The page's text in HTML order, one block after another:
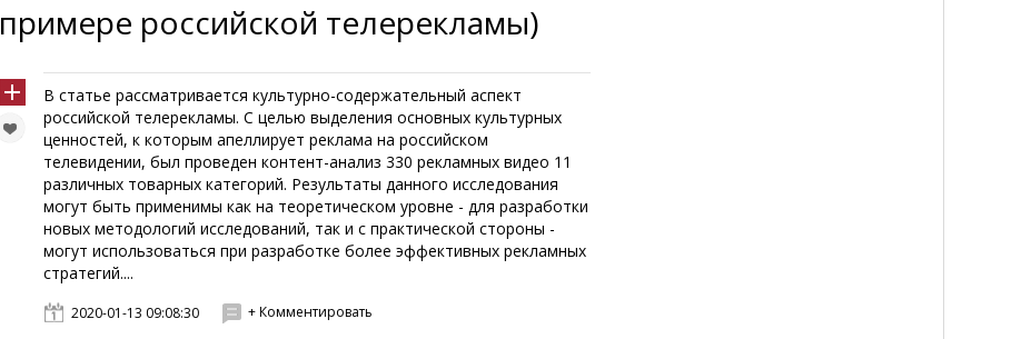
примере российской телерекламы)
В статье рассматривается культурно-содержательный аспект
российской телерекламы. С целью выделения основных культурных
ценностей, к которым апеллирует реклама на российском
телевидении, был проведен контент-анализ 330 рекламных видео 11
различных товарных категорий. Результаты данного исследования
могут быть применимы как на теоретическом уровне - для разработки
новых методологий исследований, так и с практической стороны -
могут использоваться при разработке более эффективных рекламных
стратегий....
2020-01-13 09:08:30 + Комментировать